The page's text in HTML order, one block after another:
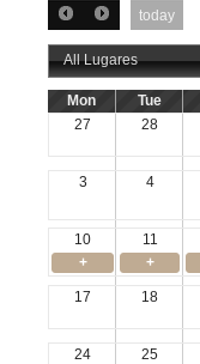
today
All Lugares
Mon Tue
27
28
3 4
10
11
+
+
17 18
24 25